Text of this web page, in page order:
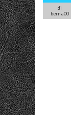
di
berna00